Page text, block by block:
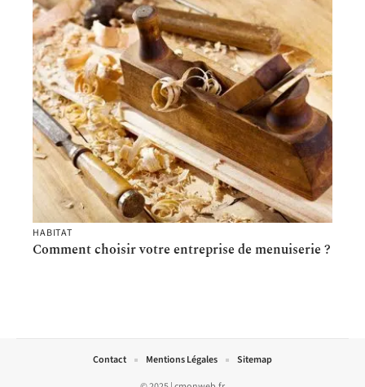
HABITAT
Comment choisir votre entreprise de menuiserie ?
Contact Mentions Légales Sitemap